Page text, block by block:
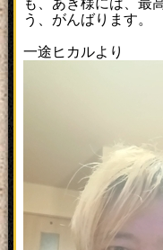
も、あき様には、最
う、がんばります。
一途ヒカルより